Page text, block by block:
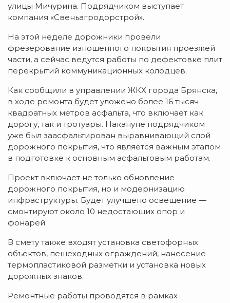
улицы Мичурина. Подрядчиком выступает
компания «Свеньагродорстрой».
На этой неделе дорожники провели
фрезерование изношенного покрытия проезжей
части, а сейчас ведутся работы по дефектовке плит
перекрытий коммуникационных колодцев.
Как сообщили в управлении ЖКХ города Брянска,
в ходе ремонта будет уложено более 16 тысяч
квадратных метров асфальта, что включает как
дорогу, так и тротуары. Накануне подрядчиком
уже был заасфальтирован выравнивающий слой
дорожного покрытия, что является важным этапом
в подготовке к основным асфальтовым работам.
Проект включает не только обновление
дорожного покрытия, но и модернизацию
инфраструктуры. Будет улучшено освещение —
смонтируют около 10 недостающих опор и
фонарей.
В смету также входят установка светофорных
объектов, пешеходных ограждений, нанесение
термопластиковой разметки и установка новых
дорожных знаков.
Ремонтные работы проводятся в рамках